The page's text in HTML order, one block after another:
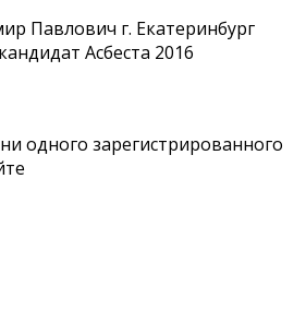
одного зарегистрированного